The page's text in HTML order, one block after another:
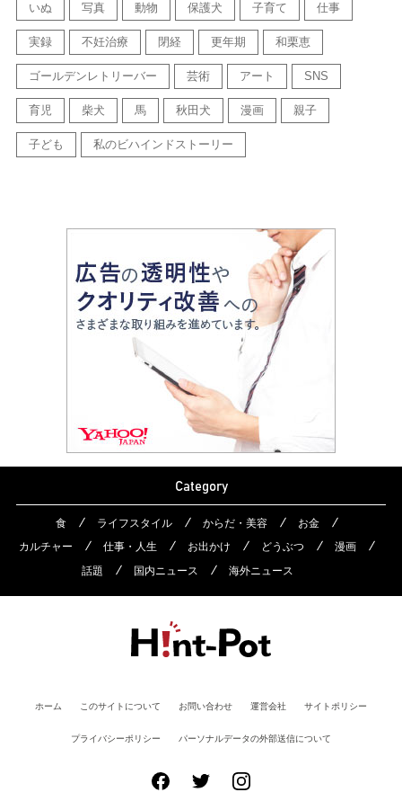
いぬ 写真 動物 保護犬 子育て 仕事
実録 不妊治療 閉経 更年期 和栗恵
ゴールデンレトリーバー 芸術 アート SNS
育児 柴犬 馬 秋田犬 漫画 親子
子ども 私のビハインドストーリー
Category
食 ライフスタイル からだ・美容
お金
カルチャー
仕事・人生 お出かけ どうぶつ
漫画
話題
国内ニュース 海外ニュース
ホーム このサイトについて お問い合わせ 運営会社 サイトポリシー
プライバシーポリシー パーソナルデータの外部送信について